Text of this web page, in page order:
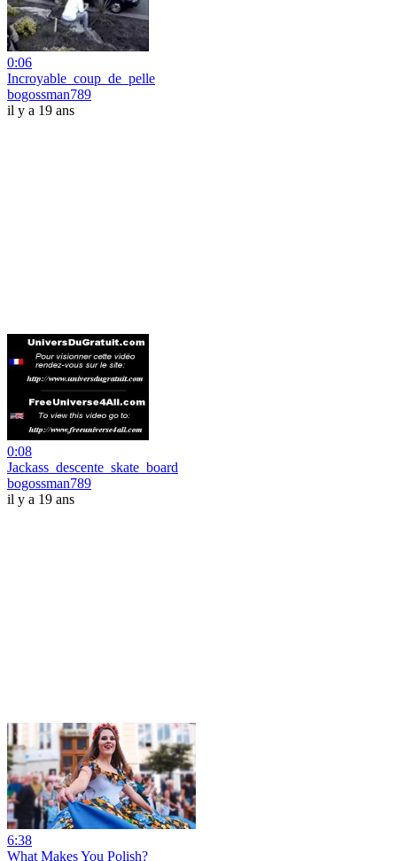
0:06
Incroyable_coup_de_pelle
bogossman789
il y a 19 ans
0:08
Jackass_descente_skate_board
bogossman789
il y a 19 ans
6:38
What Makes You Polish?